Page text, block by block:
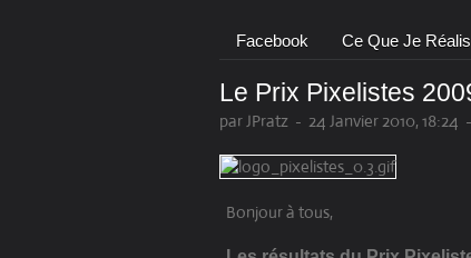
Facebook Ce Que Je
Le Prix Pixelistes
par JPratz - 24 Janvier 2010, 18:24 -
Bonjour à tous,